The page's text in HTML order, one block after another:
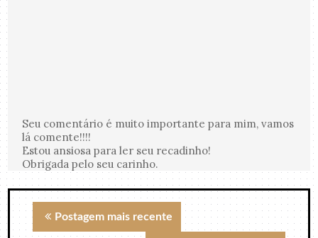
Seu comentário é muito importante para mim, vamos
lá comente!!!!
Estou ansiosa para ler seu recadinho!
Obrigada pelo seu carinho.
Postagem mais recente